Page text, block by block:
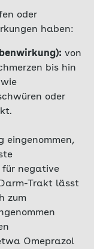
oder
haben:
von
bis hin
oder
eingenommen,
für negative
Trakt lässt
zum
Omeprazol